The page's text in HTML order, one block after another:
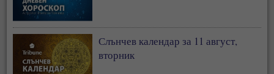
Слънчев календар за 11 август,
вторник